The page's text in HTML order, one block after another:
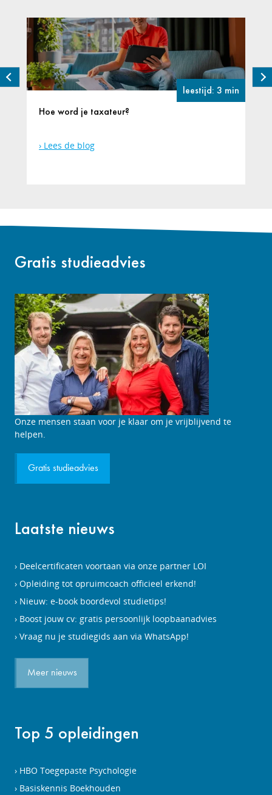
leestijd: 3 min
Hoe word je taxateur?
Lees de blog
Gratis studieadvies
Studieadviesgesprek
aanvragen
Onze mensen staan voor je klaar om je vrijblijvend te
helpen.
Gratis studieadvies
Laatste nieuws
Deelcertificaten voortaan via onze partner LOI
Opleiding tot opruimcoach officieel erkend!
Nieuw: e-book boordevol studietips!
Boost jouw cv: gratis persoonlijk loopbaanadvies
Vraag nu je studiegids aan via WhatsApp!
Meer nieuws
Top 5 opleidingen
HBO Toegepaste Psychologie
Basiskennis Boekhouden